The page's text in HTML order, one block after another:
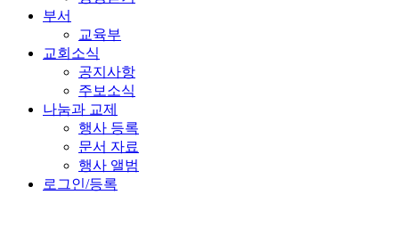
부서
교육부
교회소식
공지사항
주보소식
나눔과 교제
행사 등록
문서 자료
행사 앨범
로그인/등록